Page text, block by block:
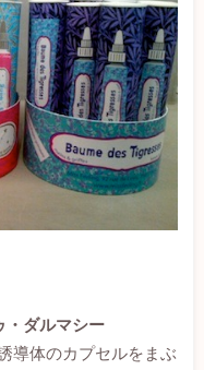
ダルマシー
導体のカプセルをまぶ